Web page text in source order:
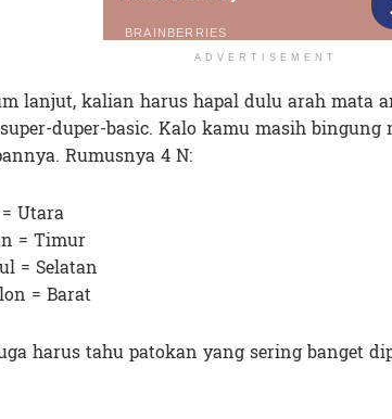
ADVERTISEMENT
lanjut, kalian harus hapal dulu arah mata
duper-basic. Kalo kamu masih bingung
Rumusnya 4 N:
Utara
= Timur
= Selatan
= Barat
harus tahu patokan yang sering banget